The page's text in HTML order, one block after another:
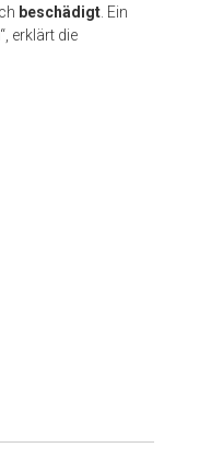
beschädigt. Ein
erklärt die